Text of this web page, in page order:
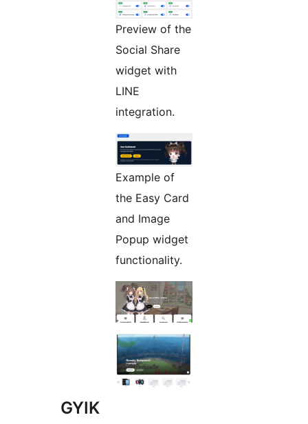
Preview of the
Social Share
widget with
LINE
integration.
Example of
the Easy Card
and Image
Popup widget
functionality.
GYIK